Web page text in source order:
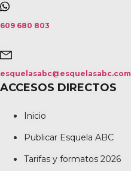
609 680 803
esquelasabc@esquelasabc.com
ACCESOS DIRECTOS
Inicio
Publicar Esquela ABC
Tarifas y formatos 2026